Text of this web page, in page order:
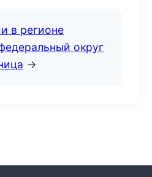
в регионе
округ
→